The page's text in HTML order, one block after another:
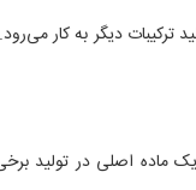
دیگر به کار
اصلی در تولید